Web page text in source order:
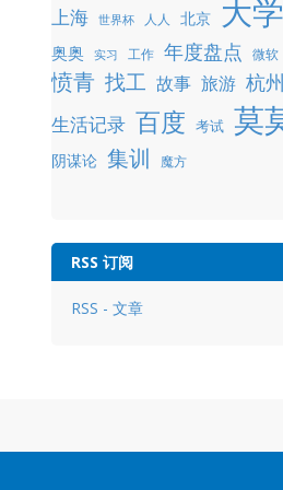
上海 世界杯 人人 北京 大
奥奥 实习 工作 年度盘点 微软
愤青 找工 故事 旅游 杭州
生活记录 百度 考试 莫
阴谋论 集训 魔方
RSS 订阅
RSS - 文章